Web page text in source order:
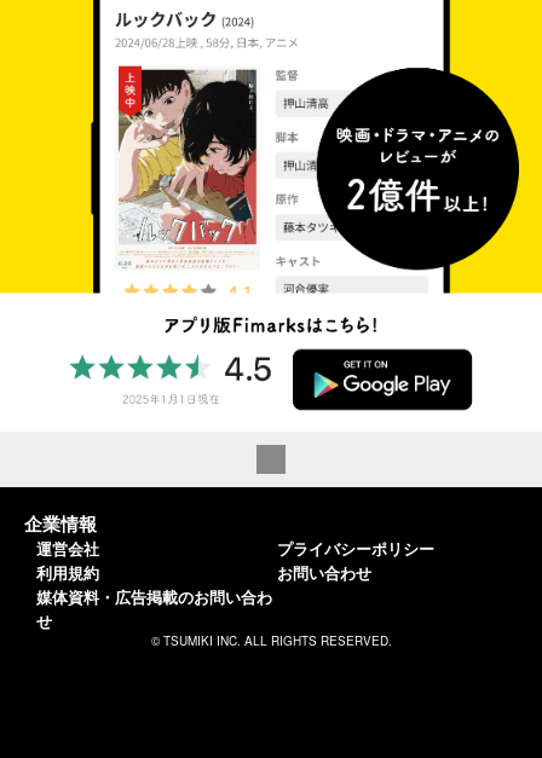
企業情報
運営会社
利用規約
媒体資料・広告掲載のお問い合わ
せ
プライバシーポリシー
お問い合わせ
© TSUMIKI INC. ALL RIGHTS RESERVED.